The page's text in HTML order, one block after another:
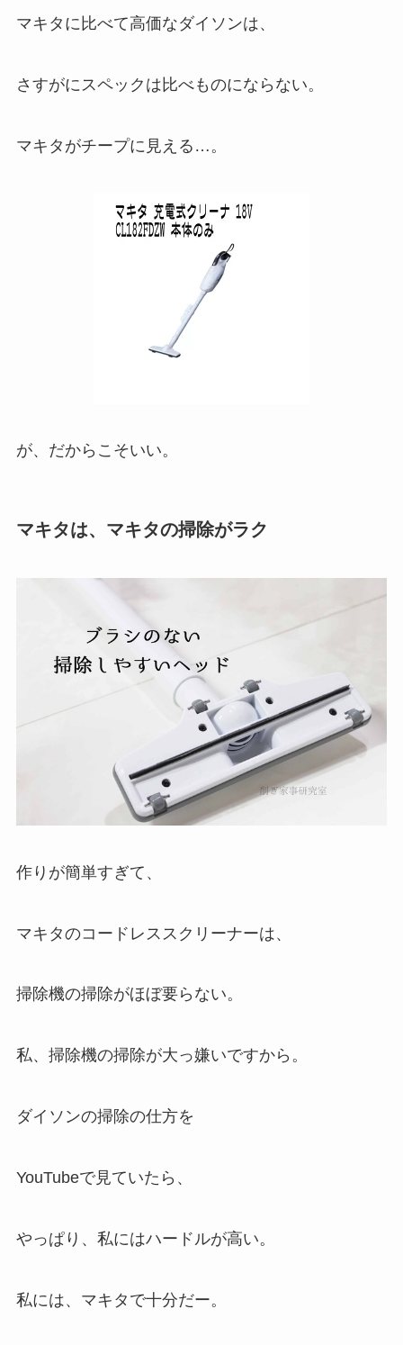
マキタに比べて高価なダイソンは、
さすがにスペックは比べものにならない。
マキタがチープに見える…。
が、だからこそいい。
マキタは、マキタの掃除がラク
作りが簡単すぎて、
マキタのコードレススクリーナーは、
掃除機の掃除がほぼ要らない。
私、掃除機の掃除が大っ嫌いですから。
ダイソンの掃除の仕方を
YouTubeで見ていたら、
やっぱり、私にはハードルが高い。
私には、マキタで十分だー。